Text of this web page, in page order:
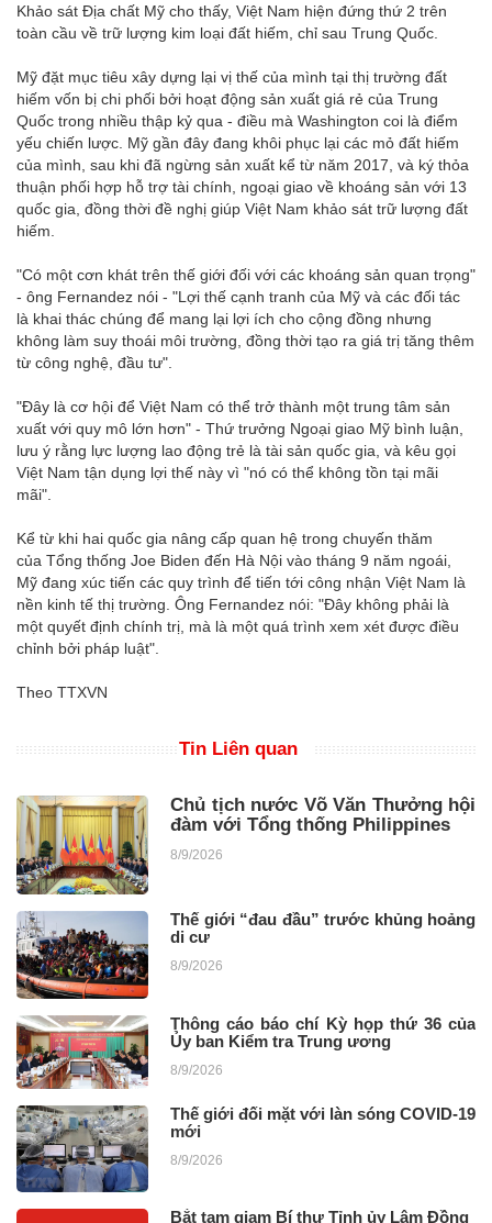
Khảo sát Địa chất Mỹ cho thấy, Việt Nam hiện đứng thứ 2 trên
toàn cầu về trữ lượng kim loại đất hiếm, chỉ sau Trung Quốc.
Mỹ đặt mục tiêu xây dựng lại vị thế của mình tại thị trường đất
hiếm vốn bị chi phối bởi hoạt động sản xuất giá rẻ của Trung
Quốc trong nhiều thập kỷ qua - điều mà Washington coi là điểm
yếu chiến lược. Mỹ gần đây đang khôi phục lại các mỏ đất hiếm
của mình, sau khi đã ngừng sản xuất kể từ năm 2017, và ký thỏa
thuận phối hợp hỗ trợ tài chính, ngoại giao về khoáng sản với 13
quốc gia, đồng thời đề nghị giúp Việt Nam khảo sát trữ lượng đất
hiếm.
"Có một cơn khát trên thế giới đối với các khoáng sản quan trọng"
- ông Fernandez nói - "Lợi thế cạnh tranh của Mỹ và các đối tác
là khai thác chúng để mang lại lợi ích cho cộng đồng nhưng
không làm suy thoái môi trường, đồng thời tạo ra giá trị tăng thêm
từ công nghệ, đầu tư".
"Đây là cơ hội để Việt Nam có thể trở thành một trung tâm sản
xuất với quy mô lớn hơn" - Thứ trưởng Ngoại giao Mỹ bình luận,
lưu ý rằng lực lượng lao động trẻ là tài sản quốc gia, và kêu gọi
Việt Nam tận dụng lợi thế này vì "nó có thể không tồn tại mãi
mãi".
Kể từ khi hai quốc gia nâng cấp quan hệ trong chuyến thăm
của Tổng thống Joe Biden đến Hà Nội vào tháng 9 năm ngoái,
Mỹ đang xúc tiến các quy trình để tiến tới công nhận Việt Nam là
nền kinh tế thị trường. Ông Fernandez nói: "Đây không phải là
một quyết định chính trị, mà là một quá trình xem xét được điều
chỉnh bởi pháp luật".
Theo TTXVN
Tin Liên quan
Chủ tịch nước Võ Văn Thưởng hội
đàm với Tổng thống Philippines
8/9/2026
Thế giới “đau đầu” trước khủng hoảng
di cư
8/9/2026
Thông cáo báo chí Kỳ họp thứ 36 của
Ủy ban Kiểm tra Trung ương
8/9/2026
Thế giới đối mặt với làn sóng COVID-19
mới
8/9/2026
Bắt tạm giam Bí thư Tỉnh ủy Lâm Đồng